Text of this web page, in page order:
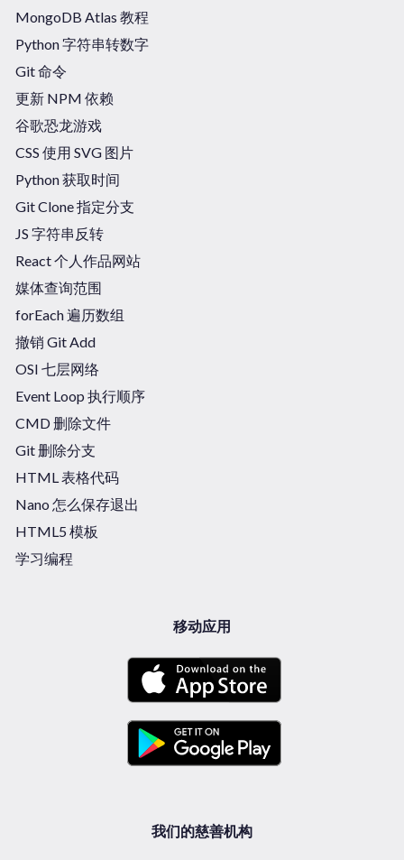
MongoDB Atlas 教程
Python 字符串转数字
Git 命令
更新 NPM 依赖
谷歌恐龙游戏
CSS 使用 SVG 图片
Python 获取时间
Git Clone 指定分支
JS 字符串反转
React 个人作品网站
媒体查询范围
forEach 遍历数组
撤销 Git Add
OSI 七层网络
Event Loop 执行顺序
CMD 删除文件
Git 删除分支
HTML 表格代码
Nano 怎么保存退出
HTML5 模板
学习编程
移动应用
我们的慈善机构